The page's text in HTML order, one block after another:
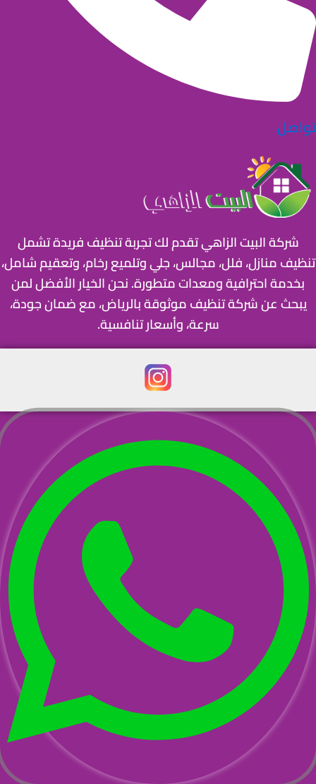
البيت الزاهي تقدم لك تجربة تنظيف فريدة تشمل
فلل، مجالس، جلي وتلميع رخام، وتعقيم شامل،
احترافية ومعدات متطورة. نحن الخيار الأفضل لمن
شركة تنظيف موثوقة بالرياض، مع ضمان جودة،
سرعة، وأسعار تنافسية.